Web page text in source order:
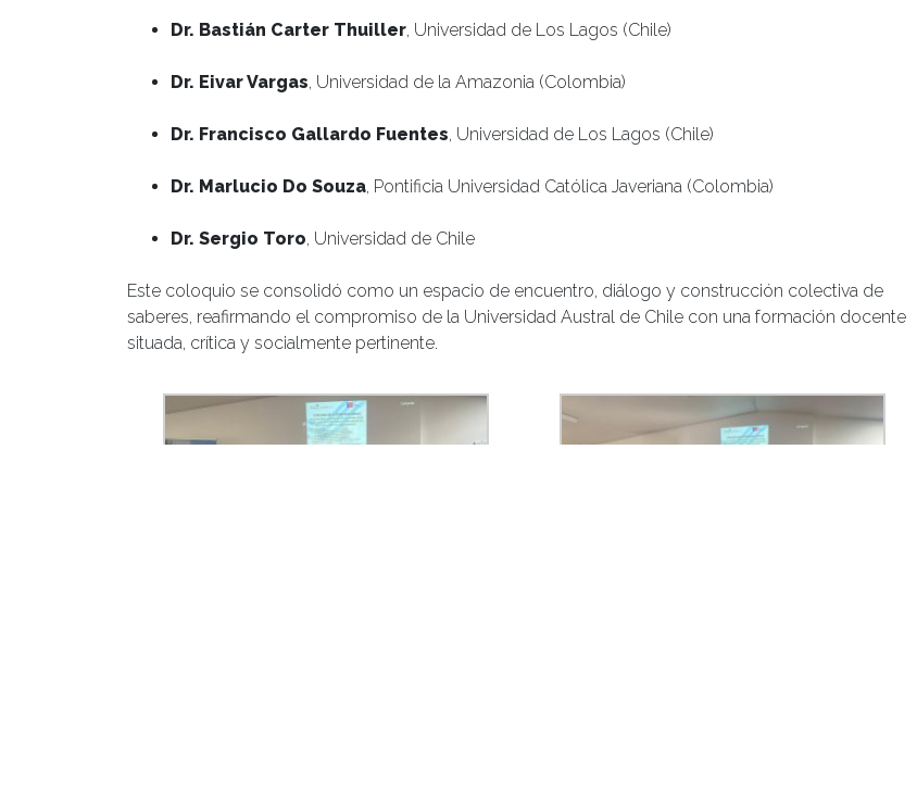
Dr. Bastián Carter Thuiller, Universidad de Los Lagos (Chile)
Dr. Eivar Vargas, Universidad de la Amazonia (Colombia)
Dr. Francisco Gallardo Fuentes, Universidad de Los Lagos (Chile)
Dr. Marlucio Do Souza, Pontificia Universidad Católica Javeriana (Colombia)
Dr. Sergio Toro, Universidad de Chile
Este coloquio se consolidó como un espacio de encuentro, diálogo y construcción colectiva de
saberes, reafirmando el compromiso de la Universidad Austral de Chile con una formación docente
situada, crítica y socialmente pertinente.